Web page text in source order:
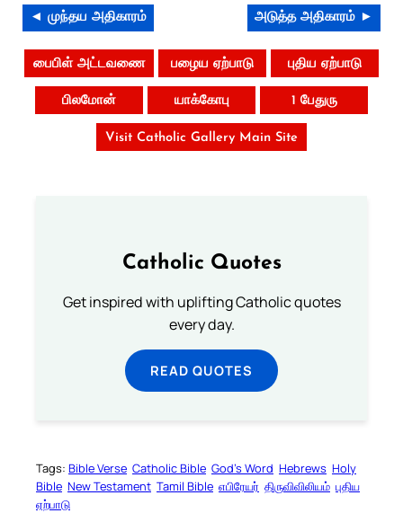
◄ முந்தய அதிகாரம் அடுத்த அதிகாரம் ►
பைபிள் அட்டவணை பழைய ஏற்பாடு புதிய ஏற்பாடு
பிலமோன் யாக்கோபு 1 பேதுரு
Visit Catholic Gallery Main Site
Catholic Quotes
Get inspired with uplifting Catholic quotes
every day.
READ QUOTES
Tags: Bible Verse Catholic Bible God’s Word Hebrews Holy
Bible New Testament Tamil Bible எபிரேயர் திருவிவிலியம் புதிய
ஏற்பாடு